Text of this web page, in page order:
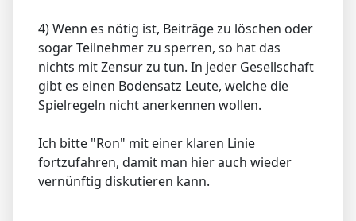
4) Wenn es nötig ist, Beiträge zu löschen oder
sogar Teilnehmer zu sperren, so hat das
nichts mit Zensur zu tun. In jeder Gesellschaft
gibt es einen Bodensatz Leute, welche die
Spielregeln nicht anerkennen wollen.
Ich bitte "Ron" mit einer klaren Linie
fortzufahren, damit man hier auch wieder
vernünftig diskutieren kann.